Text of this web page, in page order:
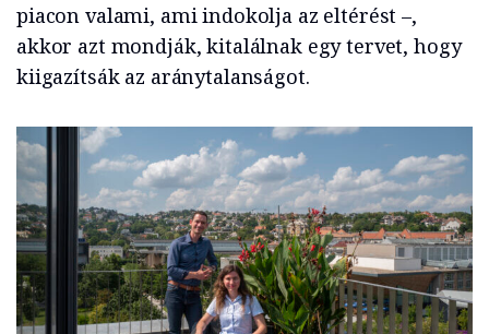
piacon valami, ami indokolja az eltérést –,
akkor azt mondják, kitalálnak egy tervet, hogy
kiigazítsák az aránytalanságot.